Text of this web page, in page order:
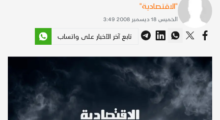
"الاقتصادية"
الخميس 18 ديسمبر 2008 3:49
تابع آخر الأخبار على واتساب